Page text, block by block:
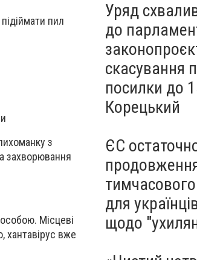
пил
з
захворювання
Місцеві
хантавірус вже
Уряд
до
скасування
посилки до
Корецький
ЄС
для
щодо